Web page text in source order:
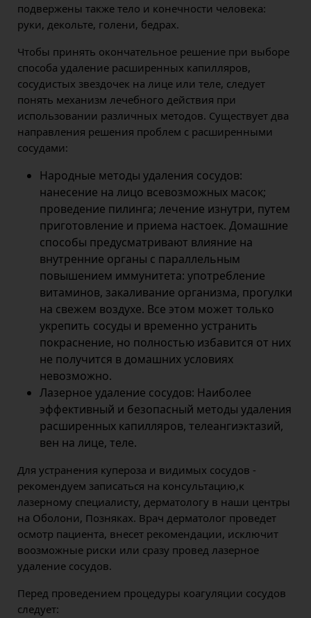
подвержены также тело и конечности человека:
руки, декольте, голени, бедрах.
Чтобы принять окончательное решение при выборе
способа удаление расширенных капилляров,
сосудистых звездочек на лице или теле, следует
понять механизм лечебного действия при
использовании различных методов. Существует два
направления решения проблем с расширенными
сосудами:
Народные методы удаления сосудов:
нанесение на лицо всевозможных масок;
проведение пилинга; лечение изнутри, путем
приготовление и приема настоек. Домашние
способы предусматривают влияние на
внутренние органы с параллельным
повышением иммунитета: употребление
витаминов, закаливание организма, прогулки
на свежем воздухе. Все этом может только
укрепить сосуды и временно устранить
покраснение, но полностью избавится от них
не получится в домашних условиях
невозможно.
Лазерное удаление сосудов: Наиболее
эффективный и безопасный методы удаления
расширенных капилляров, телеангиэктазий,
вен на лице, теле.
Для устранения купероза и видимых сосудов -
рекомендуем записаться на консультацию,к
лазерному специалисту, дерматологу в наши центры
на Оболони, Позняках. Врач дерматолог проведет
осмотр пациента, внесет рекомендации, исключит
воозможные риски или сразу провед лазерное
удаление сосудов.
Перед проведением процедуры коагуляции сосудов
следует: